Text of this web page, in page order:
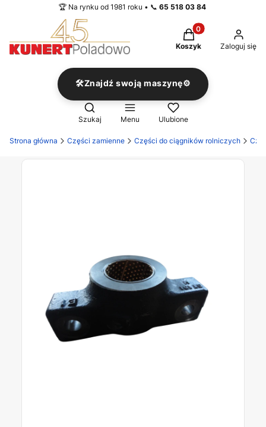
🏆 Na rynku od 1981 roku • 📞 65 518 03 84
Produkty w
Koszyk Zaloguj się
🛠️Znajdź swoją maszynę⚙️
Otwórz wyszukiwarkę
Szukaj Menu Ulubione
Strona główna Części zamienne Części do ciągników rolniczych